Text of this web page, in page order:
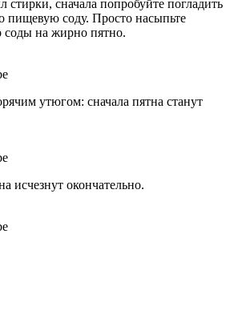
сначала попробуйте погладить
пищевую соду. Просто насыпьте
соды на жирно пятно.
утюгом: сначала пятна станут
исчезнут окончательно.